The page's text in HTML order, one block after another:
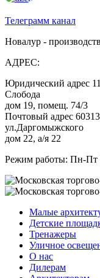
Телеграмм канал
Новалур -
АДРЕС:
Юридический адрес
Слобода
дом 19, помещ. 74/3
Почтовый адрес
ул.Даргомыжского
дом 22, а/я 22
Режим работы: Пн-Пт
Малые
Детские
Тренажеры
Уличное
О нас
Дилерам